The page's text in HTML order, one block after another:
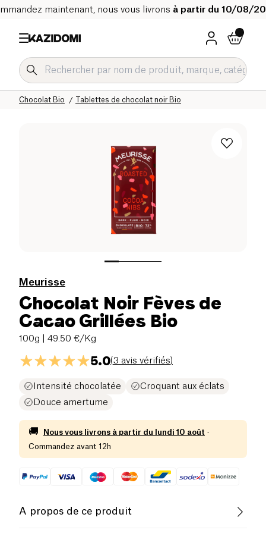
maintenant, nous vous livrons à partir du 10/08/
Tablettes de chocolat noir Bio
Chocolat Bio
Epicerie sucrée Bio
Notre catalogue bio
Accueil
Meurisse
Chocolat Noir Fèves de
Cacao Grillées Bio
100g | 49.50 €/Kg
5.0(3 avis vérifiés)
Intensité chocolatée
Croquant aux éclats
Douce amertume
🚚 Nous vous livrons à partir du lundi 10 août ·
Commandez avant 12h
A propos de ce produit